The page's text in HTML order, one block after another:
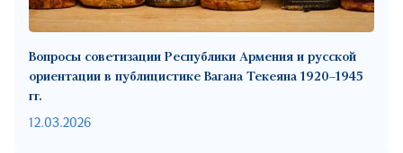
Вопросы советизации Республики Армения и русской
ориентации в публицистике Вагана Текеяна 1920–1945
гг.
12.03.2026